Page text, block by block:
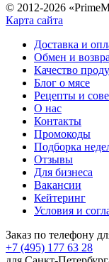
© 2012-2026
Карта сайта
Доставка и
Обмен и
Качество
Блог о мясе
Рецепты и
О нас
Контакты
Промокоды
Подборка
Отзывы
Для бизнеса
Вакансии
Кейтеринг
Условия и
Заказ по телефону
+7 (495) 177 63 28